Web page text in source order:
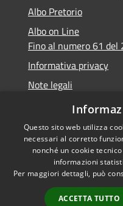
Albo Pretorio
Albo on Line
Fino al numero 61
Informativa privacy
Note legali
Dichiarazione di
Accessibilità
Questo sito web utilizza
necessari al corretto
nonché un cookie
informazioni
Per maggiori dettagli, può
ACCETTA TUTTO